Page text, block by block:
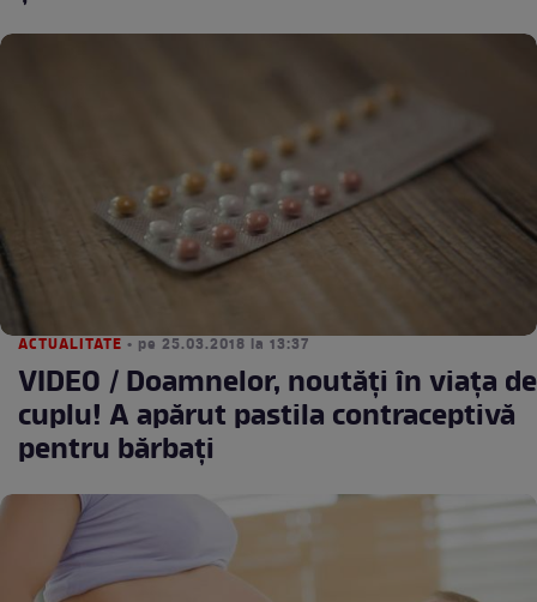
ACTUALITATE • pe 25.03.2018 la 13:37
VIDEO / Doamnelor, noutăţi în viaţa de
cuplu! A apărut pastila contraceptivă
pentru bărbaţi